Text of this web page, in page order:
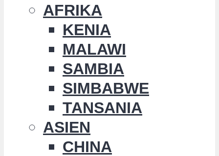
AFRIKA
KENIA
MALAWI
SAMBIA
SIMBABWE
TANSANIA
ASIEN
CHINA